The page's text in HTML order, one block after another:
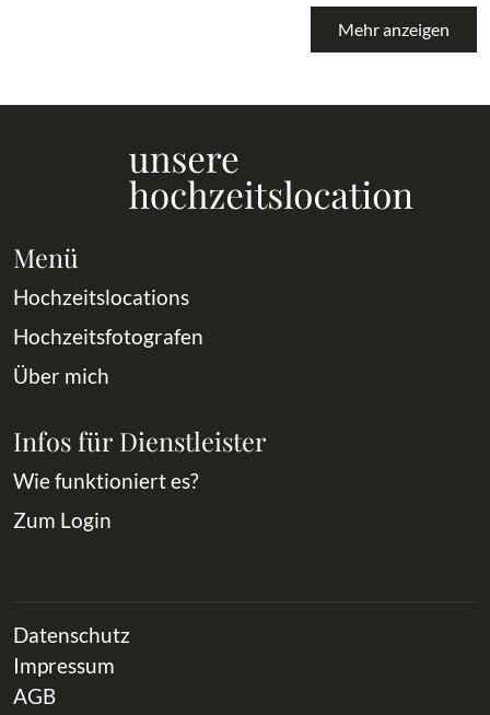
Mehr anzeigen
Menü
Hochzeitslocations
Hochzeitsfotografen
Über mich
Infos für Dienstleister
Wie funktioniert es?
Zum Login
Datenschutz
Impressum
AGB